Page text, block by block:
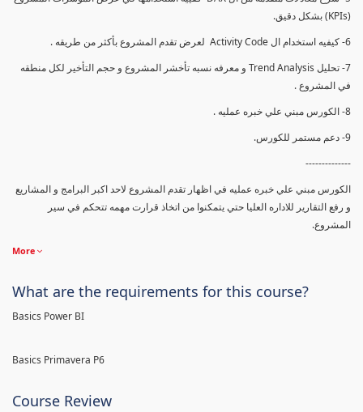
(KPIs) بشكل دقيق.
6- كيفيه استخدام ال Activity Code لعرض تقدم المشروع بأكثر من طريقه .
7- تحليل Trend Analysis و معرفه نسبه تأخشر المشروع و حجم التأخير لكل منطقه
في المشروع .
8- الكورس مبني علي خبره عمليه .
9- دعم مستمر للكورس.
--------------
الكورس مبني علي خبره عمليه في اظهار تقدم المشروع لاحد اكبر البرامج و المشاريع
و رفع التقارير للاداره العليا حتي يتمكنوا من اتخاذ قرارت مهمه تتحكم في سير
المشروع.
More
What are the requirements for this course?
Basics Power BI
Basics Primavera P6
Course Review